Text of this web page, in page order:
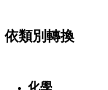
依類別轉換
化學